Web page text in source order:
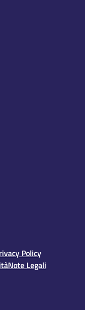
Policy
Note Legali